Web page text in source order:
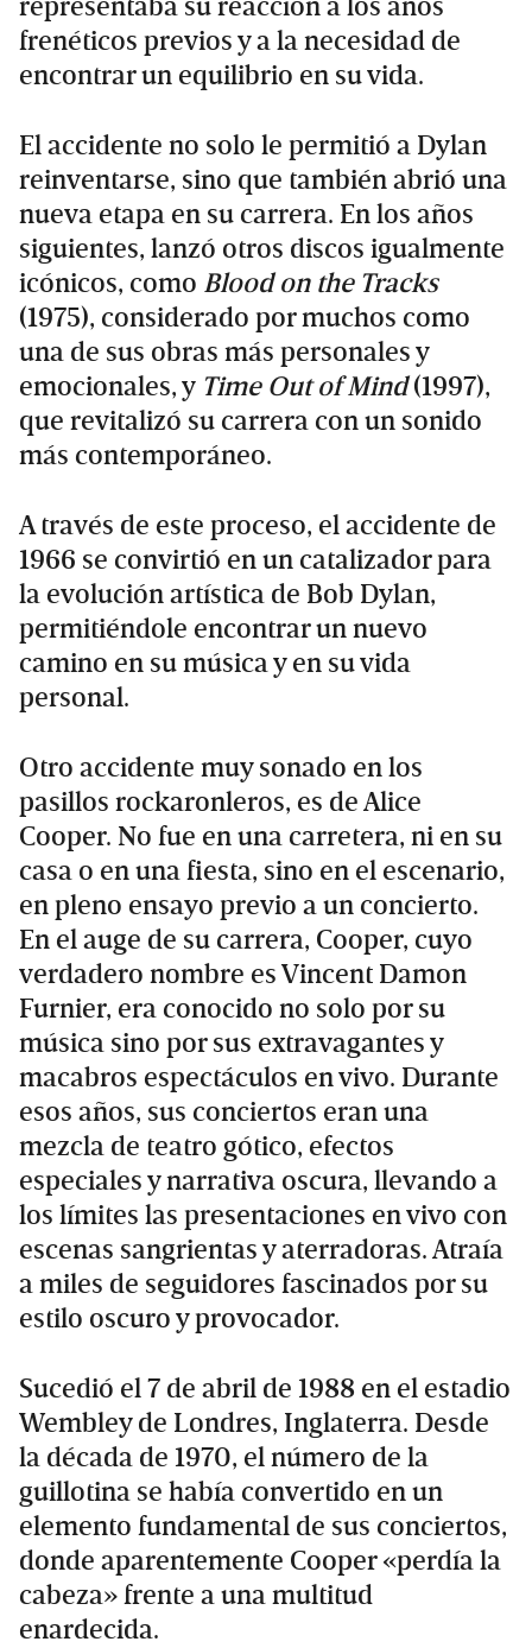
frenéticos previos y a la necesidad de
encontrar un equilibrio en su vida.
El accidente no solo le permitió a Dylan
reinventarse, sino que también abrió una
nueva etapa en su carrera. En los años
siguientes, lanzó otros discos igualmente
icónicos, como Blood on the Tracks
(1975), considerado por muchos como
una de sus obras más personales y
emocionales, y Time Out of Mind(1997),
que revitalizó su carrera con un sonido
más contemporáneo.
A través de este proceso, el accidente de
1966 se convirtió en un catalizador para
la evolución artística de Bob Dylan,
permitiéndole encontrar un nuevo
camino en su música y en su vida
personal.
Otro accidente muy sonado en los
pasillos rockaronleros, es de Alice
Cooper. No fue en una carretera, ni en su
casa o en una fiesta, sino en el escenario,
en pleno ensayo previo a un concierto.
En el auge de su carrera, Cooper, cuyo
verdadero nombre es Vincent Damon
Furnier, era conocido no solo por su
música sino por sus extravagantes y
macabros espectáculos en vivo. Durante
esos años, sus conciertos eran una
mezcla de teatro gótico, efectos
especiales y narrativa oscura, llevando a
los límites las presentaciones en vivo con
escenas sangrientas y aterradoras. Atraía
a miles de seguidores fascinados por su
estilo oscuro y provocador.
Sucedió el 7 de abril de 1988 en el estadio
Wembley de Londres, Inglaterra. Desde
la década de 1970, el número de la
guillotina se había convertido en un
elemento fundamental de sus conciertos,
donde aparentemente Cooper «perdía la
cabeza» frente a una multitud
enardecida.